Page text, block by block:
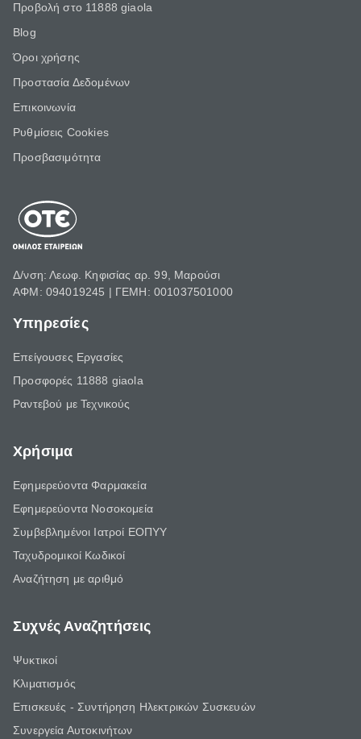
Προβολή στο 11888 giaola
Blog
Όροι χρήσης
Προστασία Δεδομένων
Επικοινωνία
Ρυθμίσεις Cookies
Προσβασιμότητα
Δ/νση: Λεωφ. Κηφισίας αρ. 99, Μαρούσι
ΑΦΜ: 094019245 | ΓΕΜΗ: 001037501000
Υπηρεσίες
Επείγουσες Εργασίες
Προσφορές 11888 giaola
Ραντεβού με Τεχνικούς
Χρήσιμα
Εφημερεύοντα Φαρμακεία
Εφημερεύοντα Νοσοκομεία
Συμβεβλημένοι Ιατροί ΕΟΠΥΥ
Ταχυδρομικοί Κωδικοί
Αναζήτηση με αριθμό
Συχνές Αναζητήσεις
Ψυκτικοί
Κλιματισμός
Επισκευές - Συντήρηση Ηλεκτρικών Συσκευών
Συνεργεία Αυτοκινήτων